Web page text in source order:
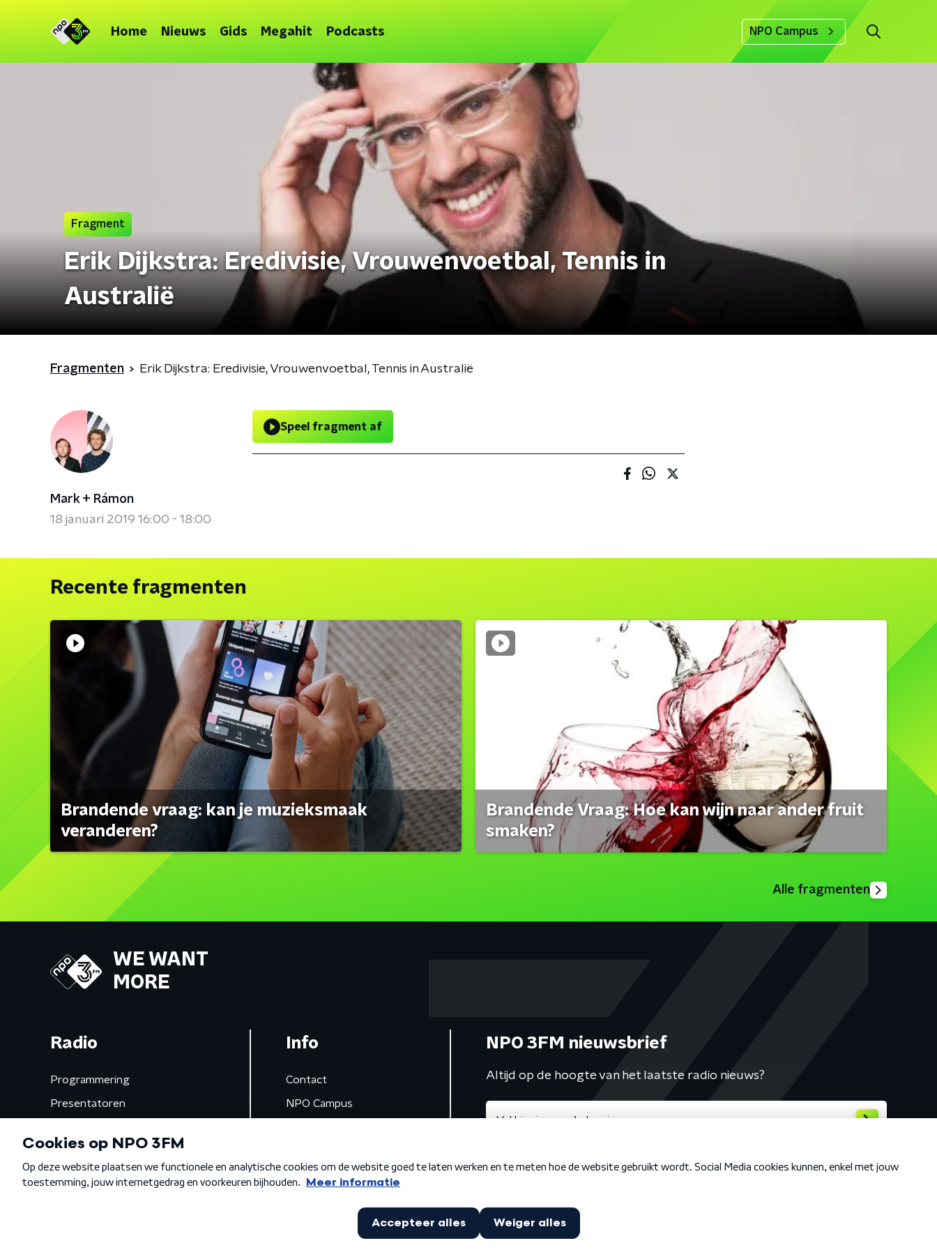
Home Nieuws Gids Megahit Podcasts NPO Campus
Fragment
Erik Dijkstra: Eredivisie, Vrouwenvoetbal, Tennis in
Australië
Fragmenten Erik Dijkstra: Eredivisie, Vrouwenvoetbal, Tennis in Australië
Mark + Rámon
18 januari 2019 16:00 - 18:00
Speel fragment af
Recente fragmenten
Brandende vraag: kan je muzieksmaak
veranderen?
Brandende Vraag: Hoe kan wijn naar ander fruit
smaken?
Alle fragmenten
WE WANT
MORE
Radio
Programmering
Presentatoren
Gemist
Info
Contact
NPO Campus
NPO 3FM nieuwsbrief
Altijd op de hoogte van het laatste radio nieuws?
Algemene voorwaarden Privacybeleid